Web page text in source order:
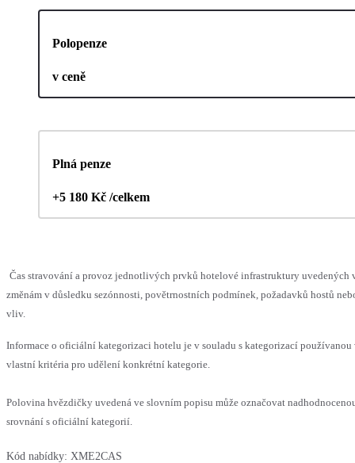
Polopenze
v ceně
Plná penze
+5 180 Kč /celkem
Čas stravování a provoz jednotlivých prvků hotelové infrastruktury uvedených
změnám v důsledku sezónnosti, povětrnostních podmínek, požadavků hostů
vliv.
Informace o oficiální kategorizaci hotelu je v souladu s kategorizací používanou
vlastní kritéria pro udělení konkrétní kategorie.
Polovina hvězdičky uvedená ve slovním popisu může označovat
srovnání s oficiální kategorií.
Kód nabídky: XME2CAS